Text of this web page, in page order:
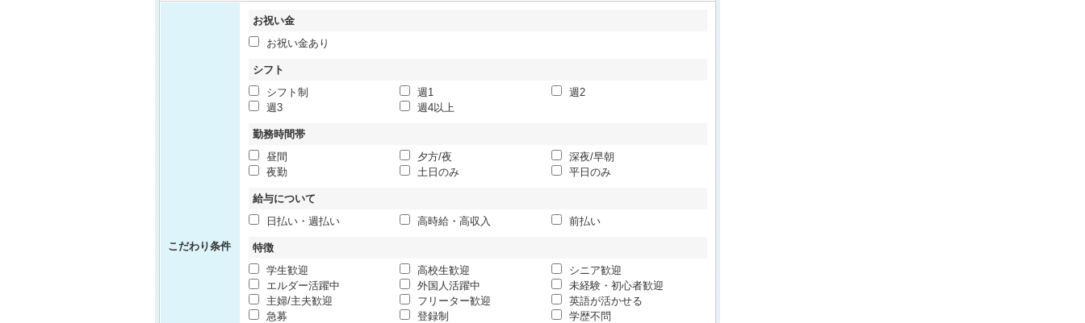
こだわり条件
お祝い金
お祝い金あり
シフト
シフト制
週1
週2
週3
週4以上
勤務時間帯
昼間
夕方/夜
深夜/早朝
夜勤
土日のみ 平日のみ
給与について
日払い・週払い
高時給・高収入 前払い
特徴
学生歓迎
高校生歓迎
シニア歓迎
エルダー活躍中
外国人活躍中
未経験・初心者歓迎
主婦/主夫歓迎
フリーター歓迎
英語が活かせる
急募
登録制
学歴不問